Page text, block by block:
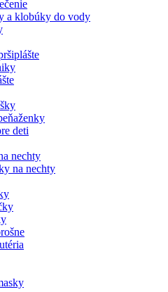
a klobúky do vody
deti
nechty
na nechty